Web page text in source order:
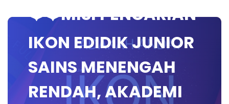
❤️❤️MISI PENCARIAN
IKON EDIDIK JUNIOR
SAINS MENENGAH
RENDAH, AKADEMI